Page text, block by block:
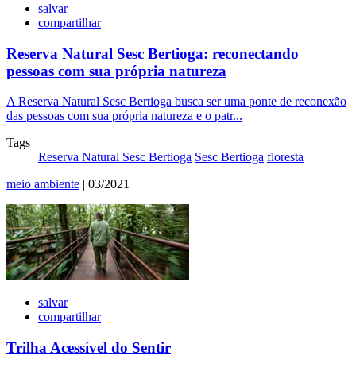
salvar
compartilhar
Reserva Natural Sesc Bertioga: reconectando
pessoas com sua própria natureza
A Reserva Natural Sesc Bertioga busca ser uma ponte de reconexão
das pessoas com sua própria natureza e o patr...
Tags
Reserva Natural Sesc Bertioga Sesc Bertioga floresta
meio ambiente | 03/2021
salvar
compartilhar
Trilha Acessível do Sentir